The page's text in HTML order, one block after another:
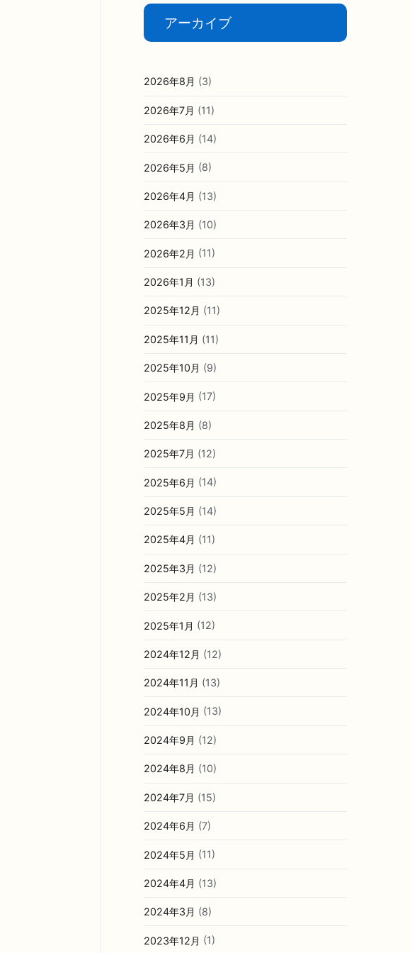
アーカイブ
2026年8月 (3)
2026年7月 (11)
2026年6月 (14)
2026年5月 (8)
2026年4月 (13)
2026年3月 (10)
2026年2月 (11)
2026年1月 (13)
2025年12月 (11)
2025年11月 (11)
2025年10月 (9)
2025年9月 (17)
2025年8月 (8)
2025年7月 (12)
2025年6月 (14)
2025年5月 (14)
2025年4月 (11)
2025年3月 (12)
2025年2月 (13)
2025年1月 (12)
2024年12月 (12)
2024年11月 (13)
2024年10月 (13)
2024年9月 (12)
2024年8月 (10)
2024年7月 (15)
2024年6月 (7)
2024年5月 (11)
2024年4月 (13)
2024年3月 (8)
2023年12月 (1)